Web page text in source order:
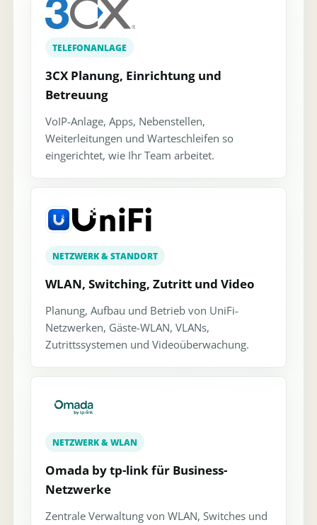
TELEFONANLAGE
3CX Planung, Einrichtung und
Betreuung
VoIP-Anlage, Apps, Nebenstellen,
Weiterleitungen und Warteschleifen so
eingerichtet, wie Ihr Team arbeitet.
NETZWERK & STANDORT
WLAN, Switching, Zutritt und Video
Planung, Aufbau und Betrieb von UniFi-
Netzwerken, Gäste-WLAN, VLANs,
Zutrittssystemen und Videoüberwachung.
NETZWERK & WLAN
Omada by tp-link für Business-
Netzwerke
Zentrale Verwaltung von WLAN, Switches und